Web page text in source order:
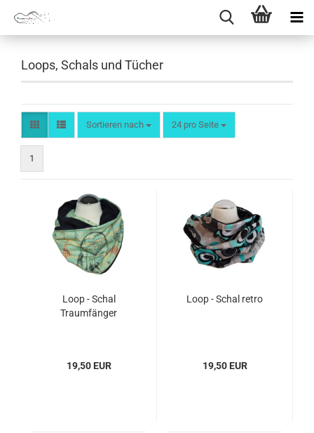
Loops, Schals und Tücher
Sortieren nach
Sortieren nach 24 pro Seite
pro Seite
1
Loop - Schal
Traumfänger
19,50 EUR
Loop - Schal retro
19,50 EUR